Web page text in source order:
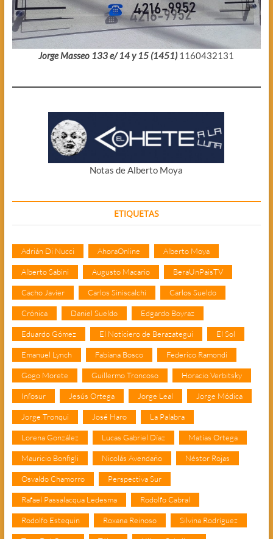
Jorge Masseo 133 e/ 14 y 15 (1451) 1160432131
Notas de Alberto Moya
ETIQUETAS
Adrián Di Nucci AhoraOnline Alberto Moya
Alberto Sabini Augusto Macario BeraUnPaisTV
Cacho Javier Carlos Siniscalchi Carlos Sueldo
Crónica Daniel Sueldo Edgardo Boyraz
Eduardo Gómez El Noticiero de Berazategui El Sol
Emanuel Lynch Fabiana Bosco Federico Ramondi
Gogo Morete Guillermo Troncoso Horacio Verbitsky
Infosur Jesús Ortega Jorge Leal Jorge Módica
Jorge Tronqui José Haro La Palabra
Lorena González Lucas Gabriel Díaz Matías Ortega
Mauricio Bonfigli Nicolás Avendaño Néstor Rojas
Osvaldo Chamorro Perspectiva Sur
Rafael Passalacqua Ledesma Rodolfo Cabral
Rodolfo Estequin Roxana Reinoso Silvina Rodríguez